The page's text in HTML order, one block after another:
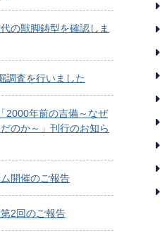
の獣脚鋳型を確認しま
調査を行いました
2000年前の吉備～なぜ
のか～」刊行のお知ら
開催のご報告
2回のご報告